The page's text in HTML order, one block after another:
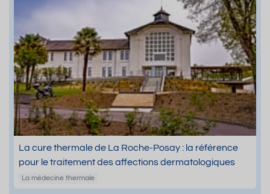
La cure thermale de La Roche-Posay : la référence
pour le traitement des affections dermatologiques
La médecine thermale